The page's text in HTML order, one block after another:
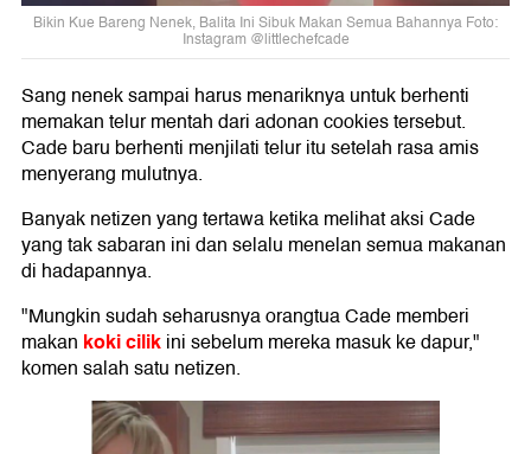
Bikin Kue Bareng Nenek, Balita Ini Sibuk Makan Semua Bahannya Foto:
Instagram @littlechefcade
Sang nenek sampai harus menariknya untuk berhenti
memakan telur mentah dari adonan cookies tersebut.
Cade baru berhenti menjilati telur itu setelah rasa amis
menyerang mulutnya.
Banyak netizen yang tertawa ketika melihat aksi Cade
yang tak sabaran ini dan selalu menelan semua makanan
di hadapannya.
"Mungkin sudah seharusnya orangtua Cade memberi
makan koki cilikini sebelum mereka masuk ke dapur,"
komen salah satu netizen.